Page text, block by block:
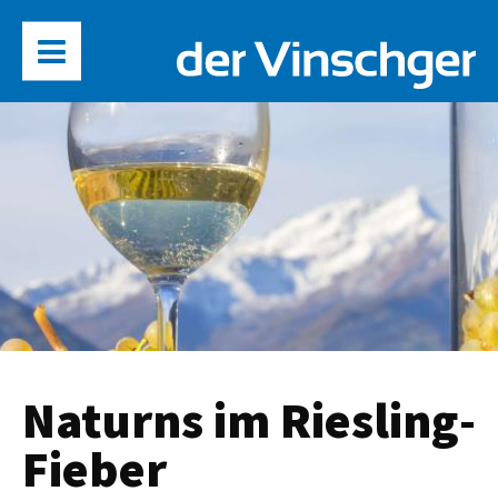
Naturns im Riesling-
Fieber